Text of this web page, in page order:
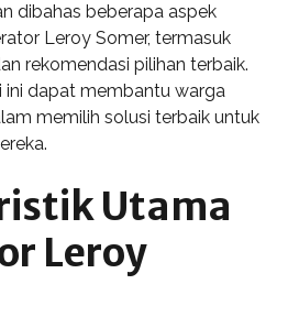
dibahas beberapa aspek
Leroy Somer, termasuk
rekomendasi pilihan terbaik.
ini dapat membantu warga
memilih solusi terbaik untuk
Utama
Leroy